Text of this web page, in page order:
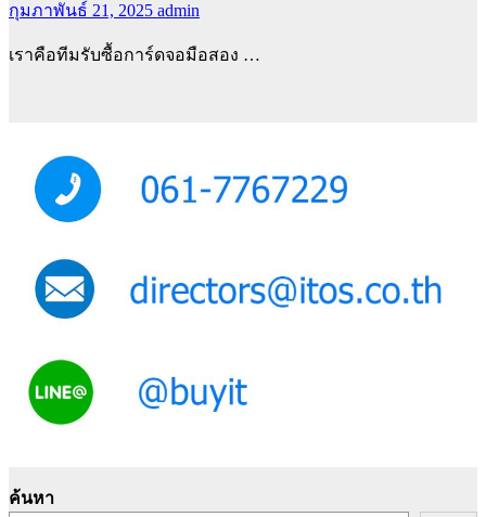
กุมภาพันธ์ 21, 2025 admin
เราคือทีมรับซื้อการ์ดจอมือสอง …
ค้นหา